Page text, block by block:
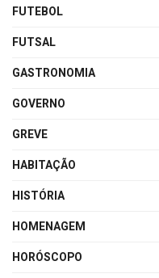
FUTEBOL
FUTSAL
GASTRONOMIA
GOVERNO
GREVE
HABITAÇÃO
HISTÓRIA
HOMENAGEM
HORÓSCOPO